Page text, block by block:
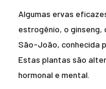
Algumas ervas
estrogênio, o
São-João, conhecida
Estas plantas são
hormonal e mental.